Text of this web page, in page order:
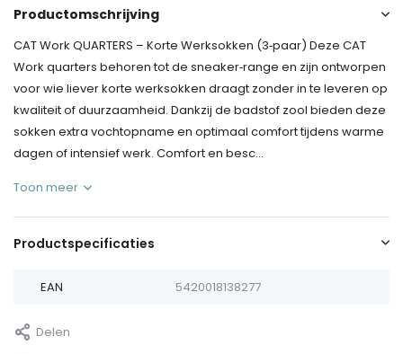
Productomschrijving
CAT Work QUARTERS – Korte Werksokken (3‑paar) Deze CAT
Work quarters behoren tot de sneaker‑range en zijn ontworpen
voor wie liever korte werksokken draagt zonder in te leveren op
kwaliteit of duurzaamheid. Dankzij de badstof zool bieden deze
sokken extra vochtopname en optimaal comfort tijdens warme
dagen of intensief werk. Comfort en besc...
Toon meer
Productspecificaties
EAN 5420018138277
Delen